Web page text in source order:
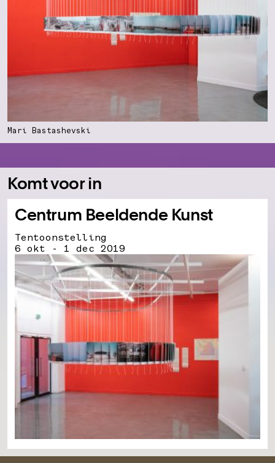
Mari Bastashevski
Komt voor in
Centrum Beeldende Kunst
Tentoonstelling
6 okt - 1 dec 2019